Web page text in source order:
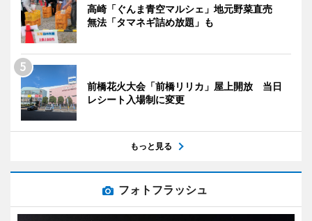
高崎「ぐんま青空マルシェ」地元野菜直売
無法「タマネギ詰め放題」も
前橋花火大会「前橋リリカ」屋上開放 当日
レシート入場制に変更
もっと見る
フォトフラッシュ